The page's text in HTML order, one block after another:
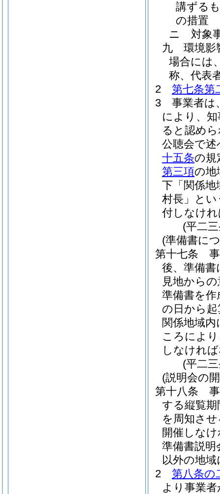
講ずる
の措置
ニ
対象
九
環境影
場合には
称、代表
2
第七条第
3
事業者は
により、
ると認め
公聴会で
十五条の規
第三項の地
下「関係地
村長」とい
付しなけ
(平二
(準備書に
第十七条
後、準備
見地から
準備書を
の日から
関係地域
ころによ
しなけれ
(平二
(説明会の
第十八条
する縦覧
を周知さ
開催しな
準備書説
以外の地
2
第八条の
より事業